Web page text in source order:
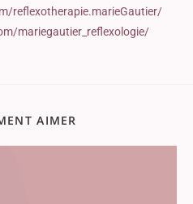
reflexotherapie.marieGautier/
mariegautier_reflexologie/
AIMER